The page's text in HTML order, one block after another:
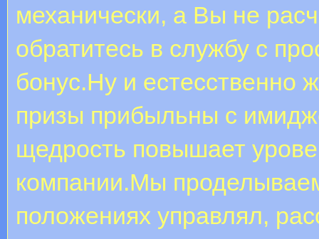
механически, а Вы не
обратитесь в службу с
бонус.Ну и естесственно
призы прибыльны с
щедрость повышает
компании.Мы
положениях управлял,